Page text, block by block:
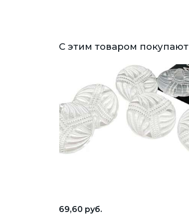
С этим товаром покупают
69,60 руб.